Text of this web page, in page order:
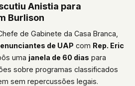
Anistia para
Burlison
de Gabinete da Casa Branca,
de UAP com Rep. Eric
uma janela de 60 dias para
sobre programas classificados
sem repercussões legais.